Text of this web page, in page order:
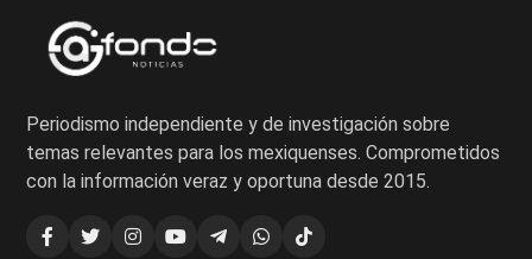
Periodismo independiente y de investigación sobre
temas relevantes para los mexiquenses. Comprometidos
con la información veraz y oportuna desde 2015.